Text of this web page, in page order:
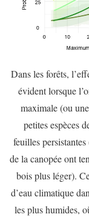
Dans les forêts,
évident lorsque
maximale (ou
petites espèces
feuilles
de la canopée ont
bois plus léger).
d’eau climatique
les plus humides,